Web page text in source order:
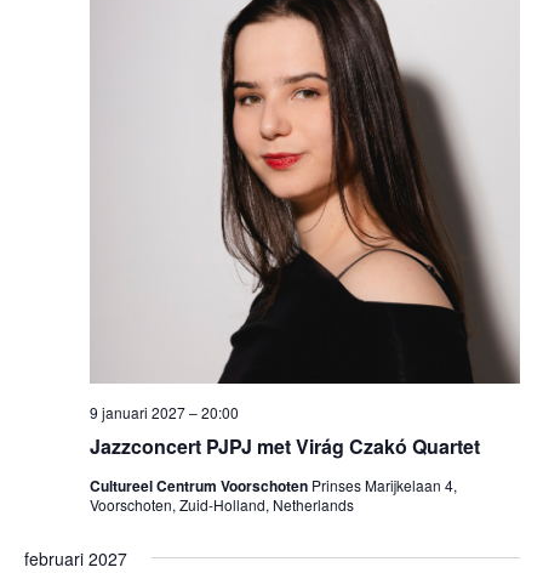
Jazzconcert PJPJ met Virág Czakó Quartet
9 januari 2027 – 20:00
Cultureel Centrum Voorschoten Prinses Marijkelaan 4,
Voorschoten, Zuid-Holland, Netherlands
februari 2027